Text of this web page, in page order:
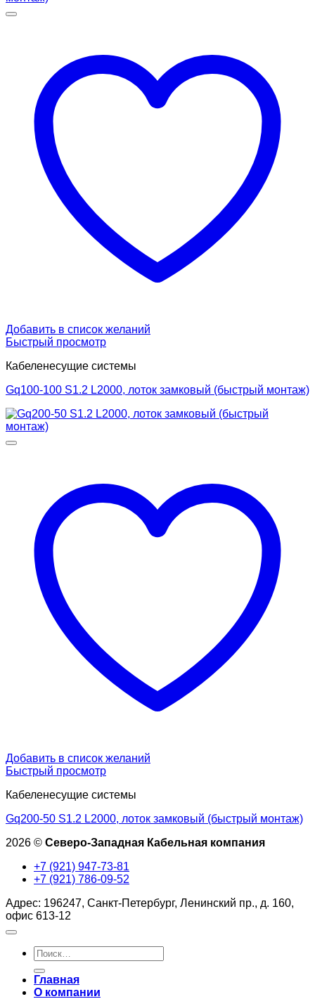
Добавить в список желаний
Быстрый просмотр
Кабеленесущие системы
Gq100-100 S1.2 L2000, лоток замковый (быстрый монтаж)
Добавить в список желаний
Быстрый просмотр
Кабеленесущие системы
Gq200-50 S1.2 L2000, лоток замковый (быстрый монтаж)
2026 © Северо-Западная Кабельная компания
+7 (921) 947-73-81
+7 (921) 786-09-52
Адрес: 196247, Санкт-Петербург, Ленинский пр., д. 160,
офис 613-12
Искать:
Главная
О компании